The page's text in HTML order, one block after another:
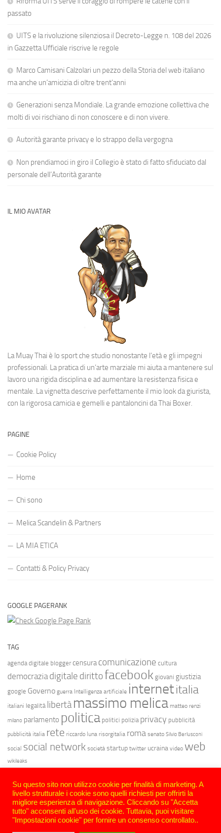
passato
UITS e la rivoluzione silenziosa il Decreto-Legge n. 108 del 2026
in Gazzetta Ufficiale riscrive le regole
Marco Camisani Calzolari un pezzo della Storia del web italiano
ma anche un’amicizia di oltre trent’anni
Generazioni senza Mondiale. La grande emozione collettiva che
molti di voi rischiano di non conoscere e di non vivere.
Autorità garante privacy e lo strappo della vergogna
Non prendiamoci in giro il Collegio è stato di fatto sfiduciato dal
personale dell’Autorità garante
IL MIO AVATAR
La Muay Thai è lo sport che studio nonostante l’età e gli impegni
professionali. La pratica di un’arte marziale mi aiuta a mantenere sul
lavoro una rigida disciplina e ad aumentare la resistenza fisica e
mentale. La vignetta descrive perfettamente il mio look da giurista,
con la rigorosa camicia e gemelli e pantaloncini da Thai Boxer.
PAGINE
Cookie Policy
Home
Chi sono
Melica Scandelin & Partners
LA MIA ETICA
Contatti & Policy Privacy
GOOGLE PAGERANK
TAG
agenda digitale blogger censura comunicazione cultura
democrazia digitale dirittofacebook giovani giustizia
google Governo guerra Intelligenza artificiale internetitalia
italiani legalità libertà massimo melica matteo renzi
milano parlamento politica politici polizia privacy pubblicità
pubblicità italia rete riccardo luna risorgitalia roma senato Silvio Berlusconi
social social network società startup twitter ucraina video web
wikileaks
Su questo sito non utilizzo cookie per finalità di marketing. A
livello strutturale i cookie sono quelli richiesti per offrirti la
migliore esperienza di navigazione. Cliccando su "Accetta
tutto" acconsenti all'uso dei cookie. Tuttavia, puoi visitare
"Impostazioni cookie" per fornire un consenso controllato..